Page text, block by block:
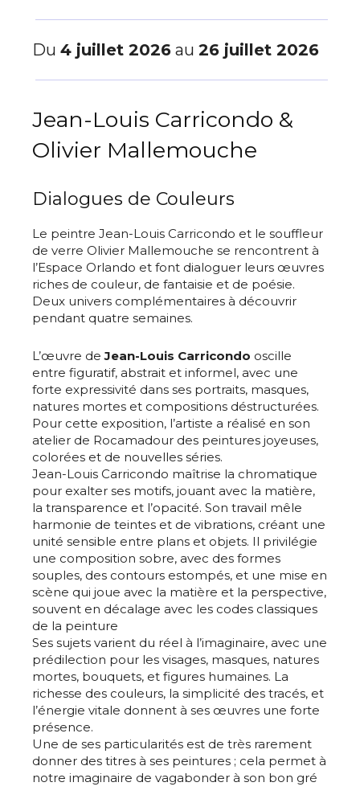
Du 4 juillet 2026 au 26 juillet 2026
Jean-Louis Carricondo &
Olivier Mallemouche
Dialogues de Couleurs
Le peintre Jean-Louis Carricondo et le souffleur
de verre Olivier Mallemouche se rencontrent à
l’Espace Orlando et font dialoguer leurs œuvres
riches de couleur, de fantaisie et de poésie.
Deux univers complémentaires à découvrir
pendant quatre semaines.
L’œuvre deJean-Louis Carricondo oscille
entre figuratif, abstrait et informel, avec une
forte expressivité dans ses portraits, masques,
natures mortes et compositions déstructurées.
Pour cette exposition, l’artiste a réalisé en son
atelier de Rocamadour des peintures joyeuses,
colorées et de nouvelles séries.
Jean-Louis Carricondo maîtrise la chromatique
pour exalter ses motifs, jouant avec la matière,
la transparence et l’opacité. Son travail mêle
harmonie de teintes et de vibrations, créant une
unité sensible entre plans et objets. Il privilégie
une composition sobre, avec des formes
souples, des contours estompés, et une mise en
scène qui joue avec la matière et la perspective,
souvent en décalage avec les codes classiques
de la peinture
Ses sujets varient du réel à l’imaginaire, avec une
prédilection pour les visages, masques, natures
mortes, bouquets, et figures humaines. La
richesse des couleurs, la simplicité des tracés, et
l’énergie vitale donnent à ses œuvres une forte
présence.
Une de ses particularités est de très rarement
donner des titres à ses peintures ; cela permet à
notre imaginaire de vagabonder à son bon gré